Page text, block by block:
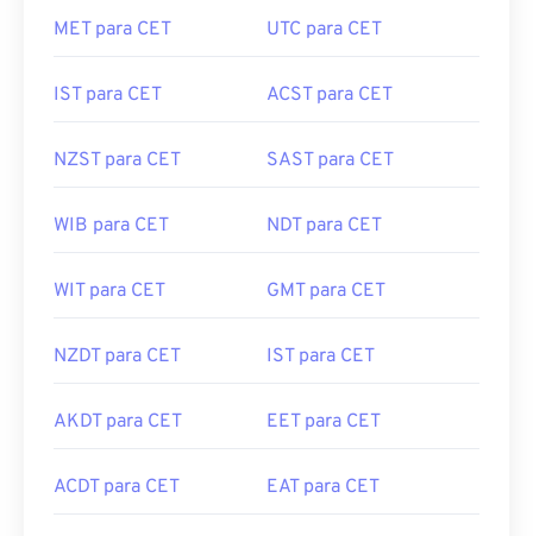
MET para CET UTC para CET
IST para CET ACST para CET
NZST para CET SAST para CET
WIB para CET NDT para CET
WIT para CET GMT para CET
NZDT para CET IST para CET
AKDT para CET EET para CET
ACDT para CET EAT para CET